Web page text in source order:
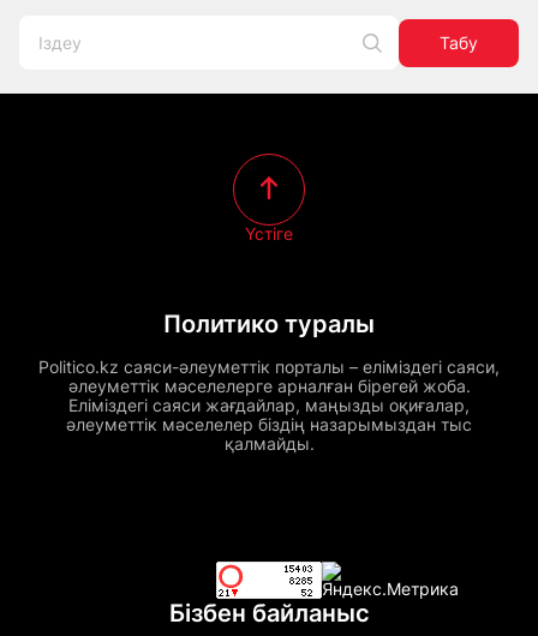
Табу
Политико туралы
Politico.kz саяси-әлеуметтік порталы – еліміздегі саяси,
әлеуметтік мәселелерге арналған бірегей жоба.
Еліміздегі саяси жағдайлар, маңызды оқиғалар,
әлеуметтік мәселелер біздің назарымыздан тыс
қалмайды.
Үстіге
Бізбен байланыс